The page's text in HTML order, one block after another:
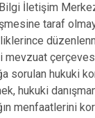
Bilgi İletişim
taraf
mevzuat
sorulan hukuki
hukuki
menfaatlerini